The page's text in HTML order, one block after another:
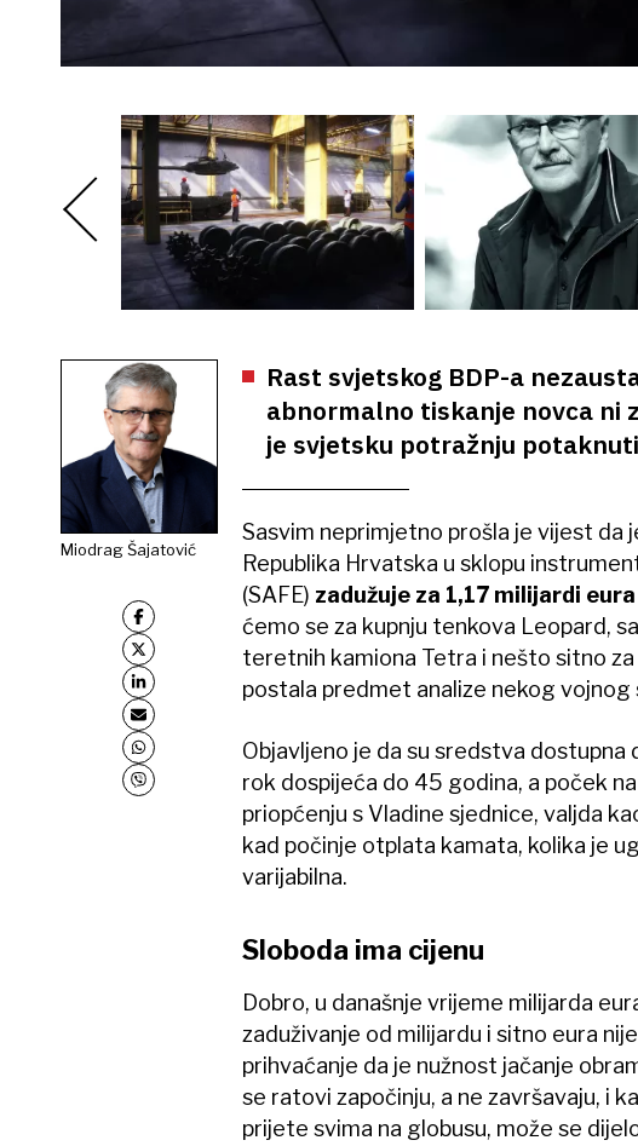
Miodrag Šajatović
Rast svjetskog BDP-a
abnormalno tiskanje novca ni
je svjetsku potražnju
Sasvim neprimjetno prošla je vijest da
Republika Hrvatska u sklopu
(SAFE) zadužuje za 1,17 milijardi
ćemo se za kupnju tenkova Leopard,
teretnih kamiona Tetra i nešto sitno
postala predmet analize nekog vojnog
Objavljeno je da su sredstva
rok dospijeća do 45 godina, a poček
priopćenju s​ Vladine sjednice, valjda
kad počinje otplata kamata, kolika je
varijabilna.
Sloboda ima cijenu
Dobro, u današnje vrijeme milijarda
zaduživanje od milijardu i sitno eura
prihvaćanje da je nužnost jačanje
se ratovi započinju, a ne završavaju, i
prijete svima na globusu, može se